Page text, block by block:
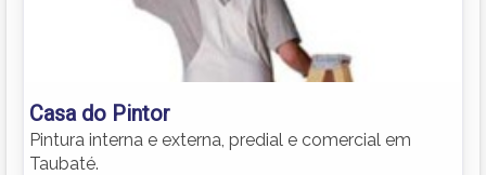
Casa do Pintor
Pintura interna e externa, predial e comercial em
Taubaté.